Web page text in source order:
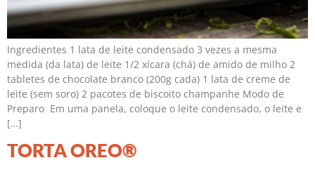
Ingredientes 1 lata de leite condensado 3 vezes a mesma
medida (da lata) de leite 1/2 xícara (chá) de amido de milho 2
tabletes de chocolate branco (200g cada) 1 lata de creme de
leite (sem soro) 2 pacotes de biscoito champanhe Modo de
Preparo Em uma panela, coloque o leite condensado, o leite e
[…]
TORTA OREO®